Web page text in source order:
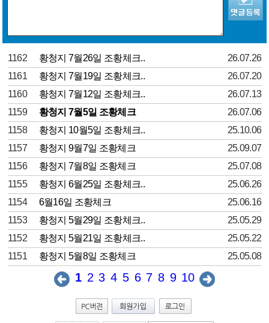
1162 황청지 7월26일 조황체크..
26.07.26
1161
황청지 7월19일 조황체크..
26.07.20
1160
황청지 7월12일 조황체크..
26.07.13
1159
황청지 7월5일 조황체크
26.07.06
1158
황청지 10월5일 조황체크..
25.10.06
1157
황청지 9월7일 조황체크
25.09.07
1156
황청지 7월8일 조황체크
25.07.08
1155
황청지 6월25일 조황체크..
25.06.26
1154
6월16일 조황체크
25.06.16
1153
황청지 5월29일 조황체크..
25.05.29
1152
황청지 5월21일 조황체크..
25.05.22
1151
황청지 5월8일 조황체크 25.05.08
1 2 3 4 5 6 7 8 9 10